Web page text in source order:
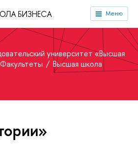
БИЗНЕСА Меню
университет «Высшая
Факультеты
Высшая школа